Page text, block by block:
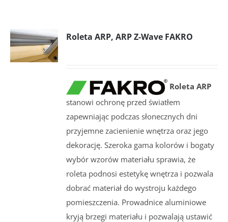
Roleta ARP, ARP Z-Wave FAKRO
Roleta ARP
stanowi ochronę przed światłem
zapewniając podczas słonecznych dni
przyjemne zacienienie wnętrza oraz jego
dekorację. Szeroka gama kolorów i bogaty
wybór wzorów materiału sprawia, że
roleta podnosi estetykę wnętrza i pozwala
dobrać materiał do wystroju każdego
pomieszczenia. Prowadnice aluminiowe
kryją brzegi materiału i pozwalają ustawić